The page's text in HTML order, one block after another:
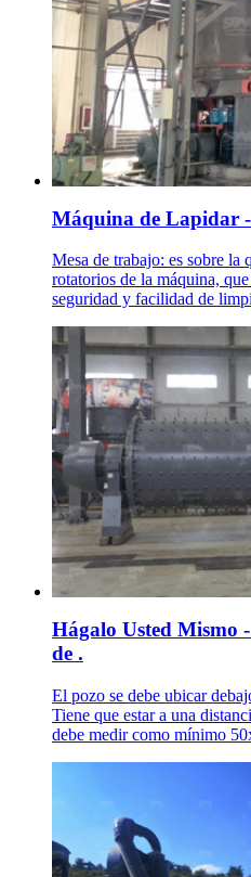
Máquina de Lapidar
Mesa de trabajo: es sobre la
rotatorios de la máquina,
seguridad y facilidad de
Hágalo Usted Mismo
de .
El pozo se debe ubicar
Tiene que estar a una
debe medir como mínimo